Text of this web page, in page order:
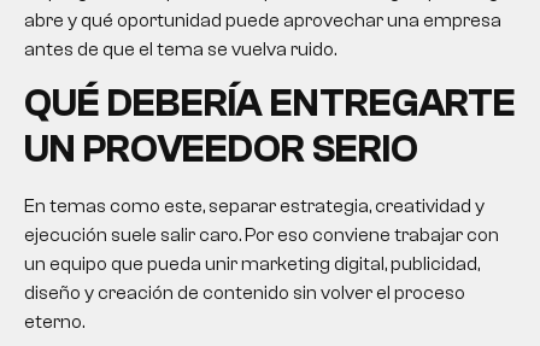
abre y qué oportunidad puede aprovechar una empresa
antes de que el tema se vuelva ruido.
QUÉ DEBERÍA ENTREGARTE
UN PROVEEDOR SERIO
En temas como este, separar estrategia, creatividad y
ejecución suele salir caro. Por eso conviene trabajar con
un equipo que pueda unir marketing digital, publicidad,
diseño y creación de contenido sin volver el proceso
eterno.